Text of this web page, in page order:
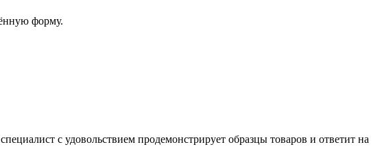
форму.
с удовольствием продемонстрирует образцы товаров и ответит на